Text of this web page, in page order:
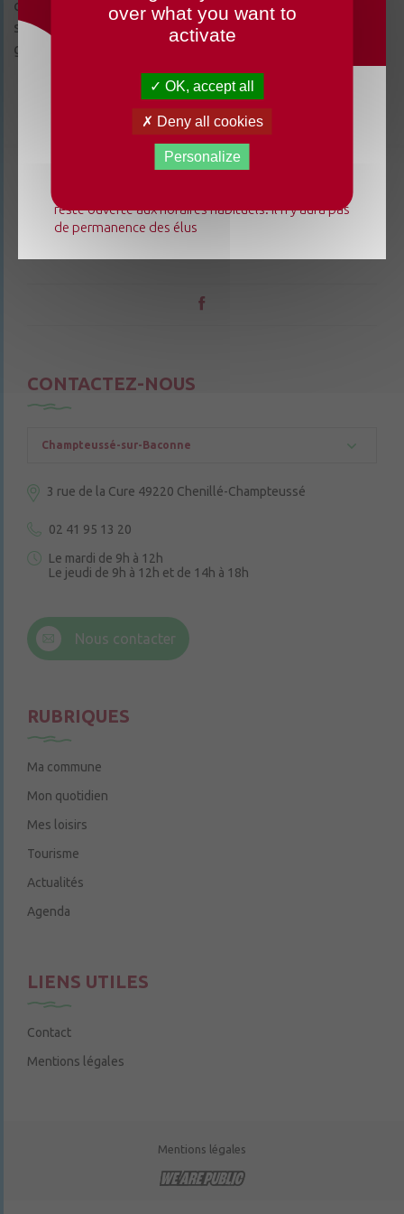
commune au moment de Noël, origami, atelier bijoux,
scrapbooking, tricot, couture… : il y en a pour tous les
goûts !
CONTACTEZ-NOUS
Champteussé-sur-Baconne
3 rue de la Cure 49220 Chenillé-Champteussé
02 41 95 13 20
Le mardi de 9h à 12h
Le jeudi de 9h à 12h et de 14h à 18h
Nous contacter
RUBRIQUES
Ma commune
Mon quotidien
Mes loisirs
Tourisme
Actualités
Agenda
LIENS UTILES
Contact
Mentions légales
Mentions légales
Du lundi 3 août au dimanche 23 août 2026, la
mairie déléguée de Chenillé-Changé adapte ses
horaires ⚠ Elle sera fermée les jeudis, ouverte les
lundis 3, 10 et 17 août de 9h à 12h. L'accueil de la
reste ouverte aux horaires habituels. Il n'y aura pas
de permanence des élus
over what you want to
activate
OK, accept all
Deny all cookies
Personalize